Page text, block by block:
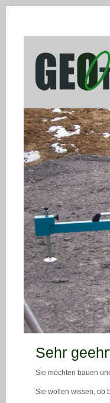
Sehr
Sie möchten bauen
Sie wollen wissen, ob